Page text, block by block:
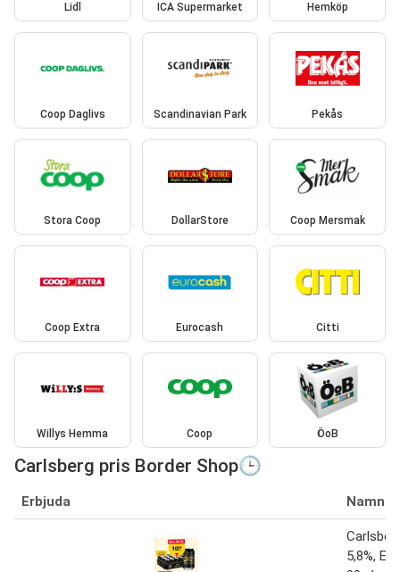
Lidl ICA Supermarket Hemköp
Coop Daglivs Scandinavian Park Pekås
Stora Coop DollarStore Coop Mersmak
Coop Extra Eurocash Citti
Willys Hemma Coop ÖoB
Carlsberg pris Border Shop🕒
Erbjuda Namn
5,8%,